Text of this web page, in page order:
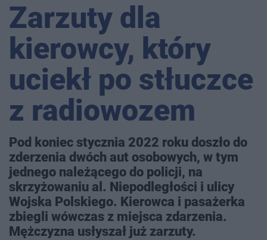
Zarzuty dla
kierowcy, który
uciekł po stłuczce
z radiowozem
Pod koniec stycznia 2022 roku doszło do
zderzenia dwóch aut osobowych, w tym
jednego należącego do policji, na
skrzyżowaniu al. Niepodległości i ulicy
Wojska Polskiego. Kierowca i pasażerka
zbiegli wówczas z miejsca zdarzenia.
Mężczyzna usłyszał już zarzuty.